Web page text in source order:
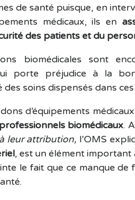
de santé puisque, en
médicaux, ils en
des patients et du
biomédicales sont
porte préjudice à la
des soins dispensés dans
d’équipements
biomédicaux.
leur attribution, l’OMS
, est un élément
le fait que ce manque de